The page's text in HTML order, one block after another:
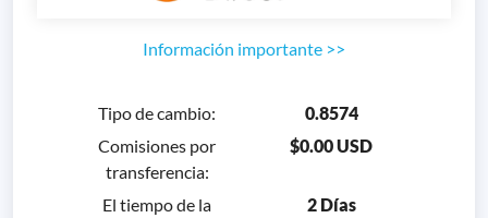
Información importante >>
Tipo de cambio:
0.8574
Comisiones por
transferencia:
$0.00 USD
El tiempo de la
2 Días